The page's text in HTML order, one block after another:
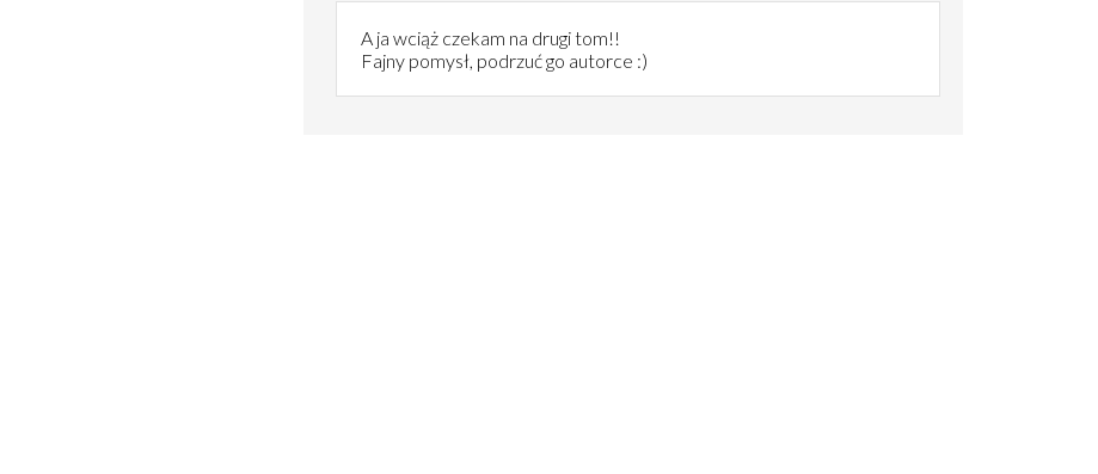
A ja wciąż czekam na drugi tom!!
Fajny pomysł, podrzuć go autorce :)